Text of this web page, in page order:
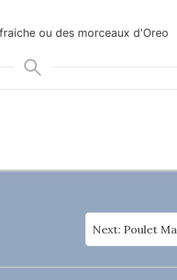
ou des morceaux d'Oreo
Next: Poulet